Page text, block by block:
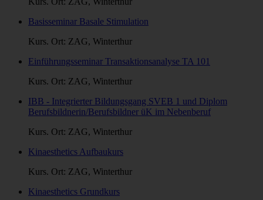
Basisseminar Basale Stimulation
Kurs. Ort: ZAG, Winterthur
Einführungsseminar Transaktionsanalyse TA 101
Kurs. Ort: ZAG, Winterthur
IBB - Integrierter Bildungsgang SVEB 1 und Diplom
Berufsbildnerin/Berufsbildner üK im Nebenberuf
Kurs. Ort: ZAG, Winterthur
Kinaesthetics Aufbaukurs
Kurs. Ort: ZAG, Winterthur
Kinaesthetics Grundkurs